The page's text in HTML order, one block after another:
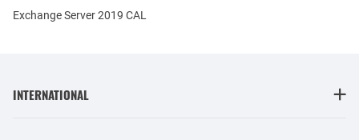
Exchange Server 2019 CAL
INTERNATIONAL